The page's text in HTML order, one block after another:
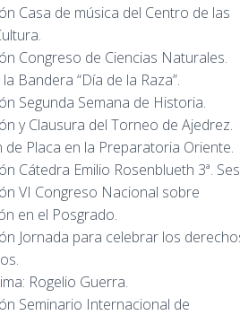
Casa de música del Centro de las
Congreso de Ciencias Naturales.
Bandera “Día de la Raza”.
Segunda Semana de Historia.
y Clausura del Torneo de Ajedrez.
de Placa en la Preparatoria Oriente.
Cátedra Emilio Rosenblueth 3ª.
VI Congreso Nacional sobre
en el Posgrado.
Jornada para celebrar los
Rogelio Guerra.
Seminario Internacional de